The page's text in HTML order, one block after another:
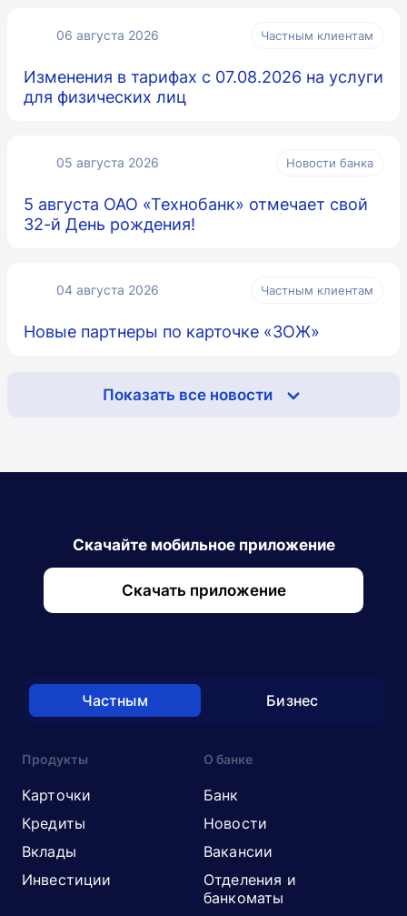
06 августа 2026 Частным клиентам
Изменения в тарифах с 07.08.2026 на услуги
для физических лиц
05 августа 2026 Новости банка
5 августа ОАО «Технобанк» отмечает свой
32-й День рождения!
04 августа 2026 Частным клиентам
Новые партнеры по карточке «ЗОЖ»
Показать все новости
Скачайте мобильное приложение
Скачать приложение
Частным Бизнес
Продукты
Карточки
Кредиты
Вклады
Инвестиции
О банке
Банк
Новости
Вакансии
Отделения и
банкоматы